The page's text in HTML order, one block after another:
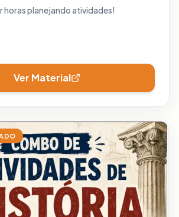
horas planejando atividades!
Ver Material